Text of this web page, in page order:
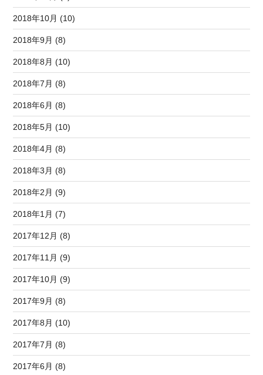
2018年10月 (10)
2018年9月 (8)
2018年8月 (10)
2018年7月 (8)
2018年6月 (8)
2018年5月 (10)
2018年4月 (8)
2018年3月 (8)
2018年2月 (9)
2018年1月 (7)
2017年12月 (8)
2017年11月 (9)
2017年10月 (9)
2017年9月 (8)
2017年8月 (10)
2017年7月 (8)
2017年6月 (8)